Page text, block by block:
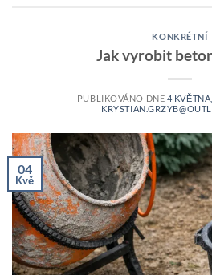
KONKRÉTNÍ
Jak vyrobit
PUBLIKOVÁNO DNE 4
04
Kvě